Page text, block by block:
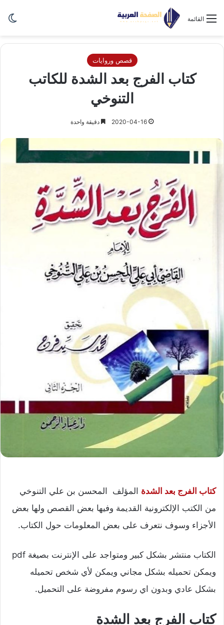
القائمة
قصص وروايات
كتاب الفرج بعد الشدة للكاتب
التنوخي
2020-04-16 دقيقة واحدة
كتاب الفرج بعد الشدة المؤلف المحسن بن علي التنوخي
من الكتب الإلكترونية القديمة وفيها بعض القصص ولها بعض
الأجزاء وسوف نتعرف على بعض المعلومات حول الكتاب.
الكتاب منتشر بشكل كبير ومتواجد على الإنترنت بصيغة pdf
ويمكن تحميله بشكل مجاني ويمكن لأي شخص تحميله
بشكل عادي وبدون اي رسوم مفروضة على التحميل.
كتاب الفرج بعد الشدة